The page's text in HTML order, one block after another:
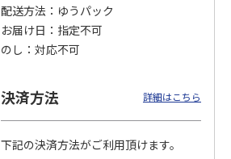
ローラルの香り
(送料別・税込)
えBOX とりささ…
(送料別・税込)
配送方法
ゆうパック
お届け日
指定不可
のし
対応不可
決済方法 詳細はこちら
下記の決済方法がご利用頂けます。